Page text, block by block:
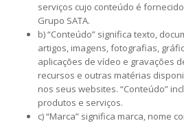
serviços cujo conteúdo é
Grupo SATA.
b) “Conteúdo” significa texto,
artigos, imagens, fotografias,
aplicações de vídeo e gravações
recursos e outras matérias
nos seus websites. “Conteúdo”
produtos e serviços.
c) “Marca” significa marca, nome